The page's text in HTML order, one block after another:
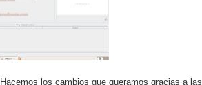
Hacemos los cambios que queramos gracias a las